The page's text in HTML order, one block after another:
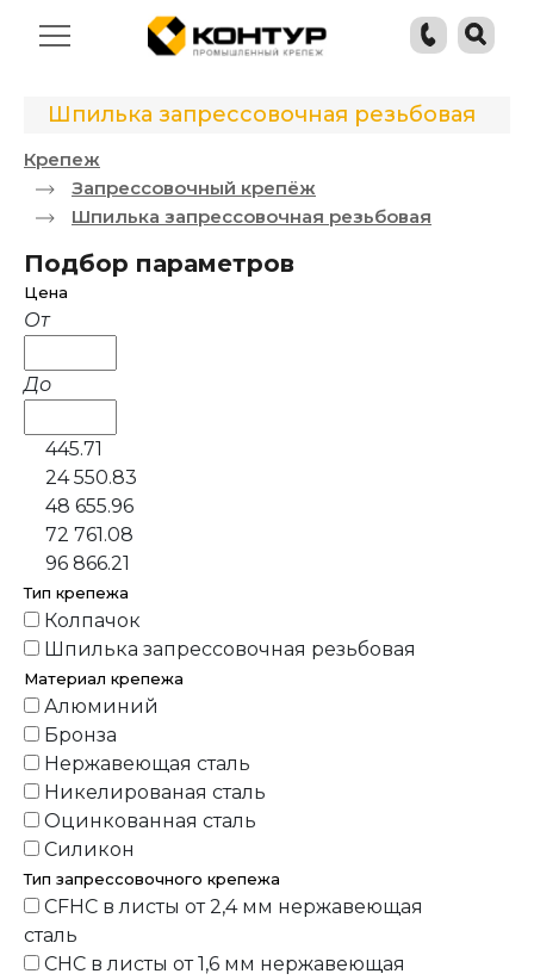
Шпилька запрессовочная резьбовая
Крепеж
Запрессовочный крепёж
Шпилька запрессовочная резьбовая
Подбор параметров
Цена
От
До
445.71
24 550.83
48 655.96
72 761.08
96 866.21
Тип крепежа
Колпачок
Шпилька запрессовочная резьбовая
Материал крепежа
Алюминий
Бронза
Нержавеющая сталь
Никелированая сталь
Оцинкованная сталь
Силикон
Тип запрессовочного крепежа
CFHC в листы от 2,4 мм нержавеющая
сталь
CHC в листы от 1,6 мм нержавеющая